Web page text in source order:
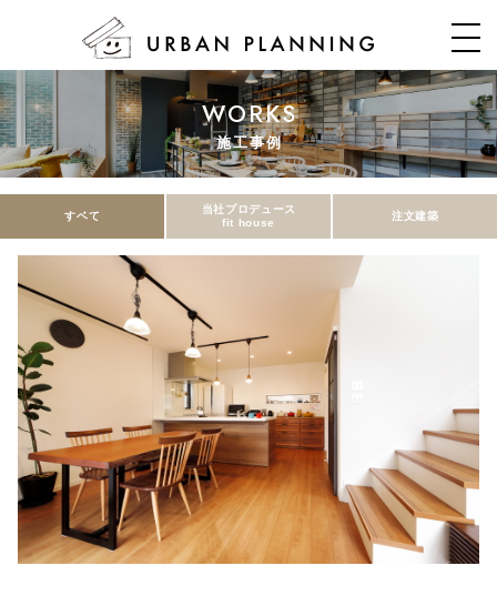
WORKS
施工事例
すベて
当社プロデュース
fit house
注文建築